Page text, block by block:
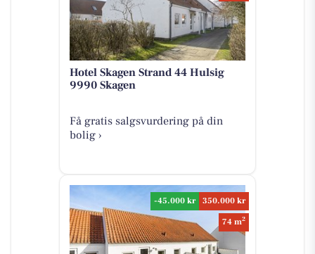
Hotel Skagen Strand 44 Hulsig
9990 Skagen
Få gratis salgsvurdering på din
bolig ›
-45.000 kr
350.000 kr
74 m2